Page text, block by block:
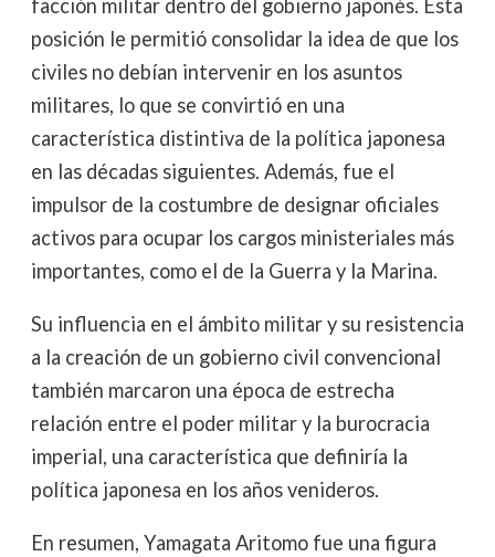
facción militar dentro del gobierno japonés. Esta
posición le permitió consolidar la idea de que los
civiles no debían intervenir en los asuntos
militares, lo que se convirtió en una
característica distintiva de la política japonesa
en las décadas siguientes. Además, fue el
impulsor de la costumbre de designar oficiales
activos para ocupar los cargos ministeriales más
importantes, como el de la Guerra y la Marina.
Su influencia en el ámbito militar y su resistencia
a la creación de un gobierno civil convencional
también marcaron una época de estrecha
relación entre el poder militar y la burocracia
imperial, una característica que definiría la
política japonesa en los años venideros.
En resumen, Yamagata Aritomo fue una figura